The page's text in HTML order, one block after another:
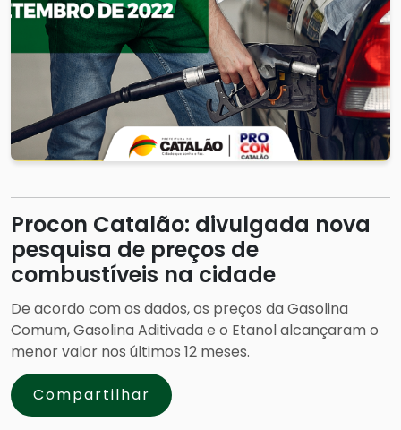
Procon Catalão: divulgada nova
pesquisa de preços de
combustíveis na cidade
De acordo com os dados, os preços da Gasolina
Comum, Gasolina Aditivada e o Etanol alcançaram o
menor valor nos últimos 12 meses.
Compartilhar